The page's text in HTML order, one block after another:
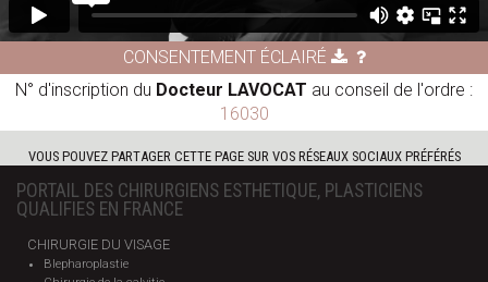
CONSENTEMENT ÉCLAIRÉ
N° d'inscription du Docteur LAVOCAT au conseil de l'ordre :
16030
VOUS POUVEZ PARTAGER CETTE PAGE SUR VOS RÉSEAUX SOCIAUX PRÉFÉRÉS
PORTAIL DES CHIRURGIENS ESTHETIQUE, PLASTICIENS
QUALIFIES EN FRANCE
CHIRURGIE DU VISAGE
Blepharoplastie